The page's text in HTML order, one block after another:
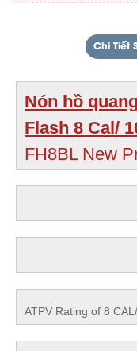
Chi Tiết
Nón hồ
Flash 8 Cal/
FH8BL New
ATPV Rating of 8